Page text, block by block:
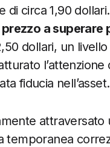
di circa 1,90
a superare
dollari, un
fiducia nell’asset.
attraversato
temporanea